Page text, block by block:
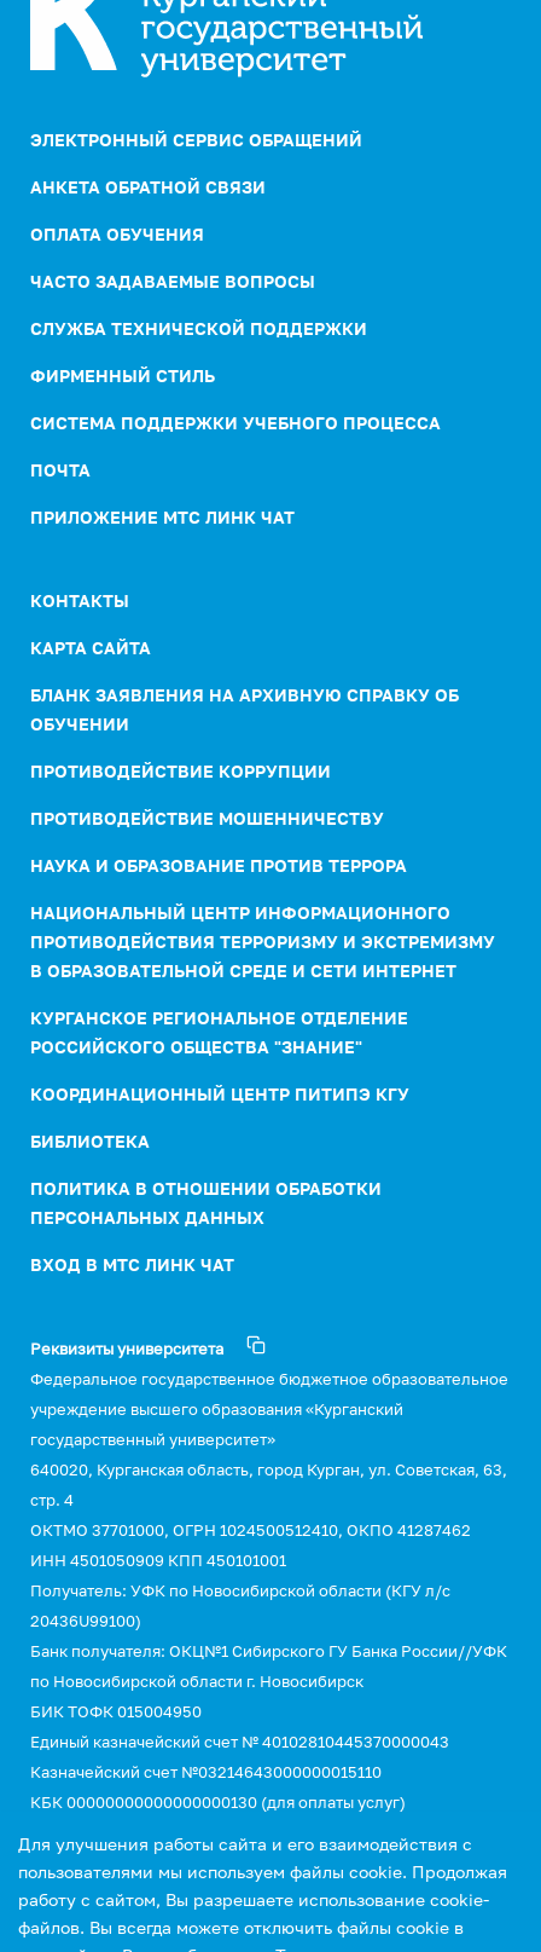
ЭЛЕКТРОННЫЙ СЕРВИС ОБРАЩЕНИЙ
АНКЕТА ОБРАТНОЙ СВЯЗИ
ОПЛАТА ОБУЧЕНИЯ
ЧАСТО ЗАДАВАЕМЫЕ ВОПРОСЫ
СЛУЖБА ТЕХНИЧЕСКОЙ ПОДДЕРЖКИ
ФИРМЕННЫЙ СТИЛЬ
СИСТЕМА ПОДДЕРЖКИ УЧЕБНОГО ПРОЦЕССА
ПОЧТА
ПРИЛОЖЕНИЕ МТС ЛИНК ЧАТ
КОНТАКТЫ
КАРТА САЙТА
БЛАНК ЗАЯВЛЕНИЯ НА АРХИВНУЮ СПРАВКУ ОБ
ОБУЧЕНИИ
ПРОТИВОДЕЙСТВИЕ КОРРУПЦИИ
ПРОТИВОДЕЙСТВИЕ МОШЕННИЧЕСТВУ
НАУКА И ОБРАЗОВАНИЕ ПРОТИВ ТЕРРОРА
НАЦИОНАЛЬНЫЙ ЦЕНТР ИНФОРМАЦИОННОГО
ПРОТИВОДЕЙСТВИЯ ТЕРРОРИЗМУ И ЭКСТРЕМИЗМУ
В ОБРАЗОВАТЕЛЬНОЙ СРЕДЕ И СЕТИ ИНТЕРНЕТ
КУРГАНСКОЕ РЕГИОНАЛЬНОЕ ОТДЕЛЕНИЕ
РОССИЙСКОГО ОБЩЕСТВА "ЗНАНИЕ"
КООРДИНАЦИОННЫЙ ЦЕНТР ПИТИПЭ КГУ
БИБЛИОТЕКА
ПОЛИТИКА В ОТНОШЕНИИ ОБРАБОТКИ
ПЕРСОНАЛЬНЫХ ДАННЫХ
ВХОД В МТС ЛИНК ЧАТ
Реквизиты университета
Федеральное государственное бюджетное образовательное
учреждение высшего образования «Курганский
государственный университет»
640020, Курганская область, город Курган, ул. Советская, 63,
стр. 4
ОКТМО 37701000, ОГРН 1024500512410, ОКПО 41287462
ИНН 4501050909 КПП 450101001
Получатель: УФК по Новосибирской области (КГУ л/с
20436U99100)
Банк получателя: ОКЦ№1 Сибирского ГУ Банка России//УФК
по Новосибирской области г. Новосибирск
БИК ТОФК 015004950
Единый казначейский счет № 40102810445370000043
Казначейский счет №03214643000000015110
КБК 00000000000000000130 (для оплаты услуг)
Для улучшения работы сайта и его взаимодействия с
пользователями мы используем файлы cookie. Продолжая
работу с сайтом, Вы разрешаете использование cookie-
файлов. Вы всегда можете отключить файлы cookie в